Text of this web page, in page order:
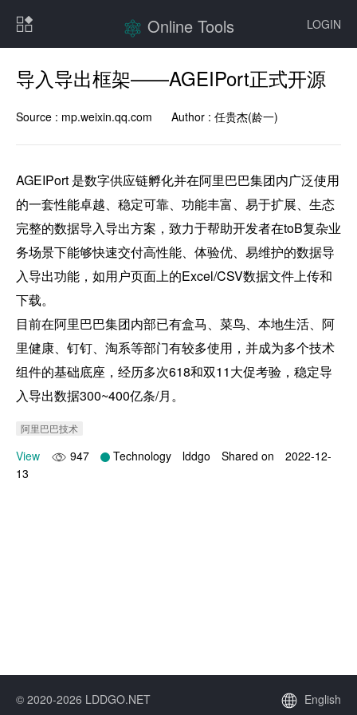
LOGIN
Online Tools
导入导出框架——AGEIPort正式开源
Source : mp.weixin.qq.com Author : 任贵杰(龄一)
AGEIPort 是数字供应链孵化并在阿里巴巴集团内广泛使用
的一套性能卓越、稳定可靠、功能丰富、易于扩展、生态
完整的数据导入导出方案，致力于帮助开发者在toB复杂业
务场景下能够快速交付高性能、体验优、易维护的数据导
入导出功能，如用户页面上的Excel/CSV数据文件上传和
下载。
目前在阿里巴巴集团内部已有盒马、菜鸟、本地生活、阿
里健康、钉钉、淘系等部门有较多使用，并成为多个技术
组件的基础底座，经历多次618和双11大促考验，稳定导
入导出数据300~400亿条/月。
阿里巴巴技术
View 947 Technology lddgo Shared on
2022-12-
13
© 2020-2026 LDDGO.NET English